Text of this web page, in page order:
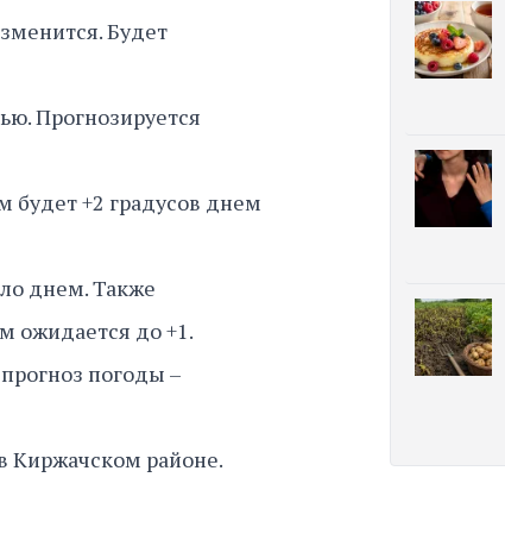
Будет
Прогнозируется
будет +2 градусов днем
днем. Также
ожидается до +1.
погоды –
Киржачском районе.